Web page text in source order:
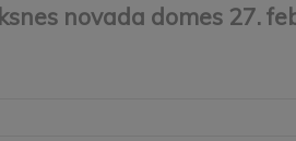
novada domes 27.